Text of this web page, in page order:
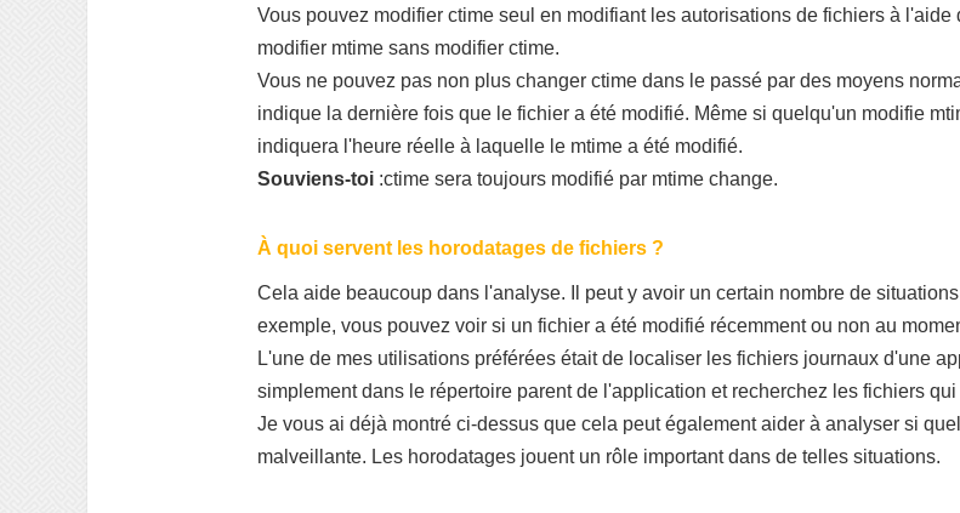
Vous pouvez modifier ctime seul en modifiant les autorisations de fichiers à
modifier mtime sans modifier ctime.
Vous ne pouvez pas non plus changer ctime dans le passé par des moyens
indique la dernière fois que le fichier a été modifié. Même si quelqu'un modifie
indiquera l'heure réelle à laquelle le mtime a été modifié.
Souviens-toi :ctime sera toujours modifié par mtime change.
À quoi servent les horodatages de fichiers ?
Cela aide beaucoup dans l'analyse. Il peut y avoir un certain nombre de
exemple, vous pouvez voir si un fichier a été modifié récemment ou non au
L'une de mes utilisations préférées était de localiser les fichiers journaux d'une
simplement dans le répertoire parent de l'application et recherchez les fichiers
Je vous ai déjà montré ci-dessus que cela peut également aider à analyser si
malveillante. Les horodatages jouent un rôle important dans de telles situations.